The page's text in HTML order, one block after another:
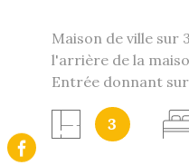
Maison de ville sur
l'arrière de la
Entrée donnant
un accés sur le
belles chambre.
Nous pouvons
3